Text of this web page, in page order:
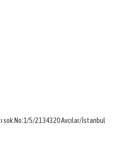
sok.No:1/5/21 34320 Avcılar/İstanbul